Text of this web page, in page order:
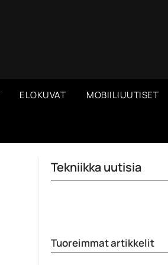
ELOKUVAT MOBIILIUUTISET
Tekniikka uutisia
Tuoreimmat artikkelit